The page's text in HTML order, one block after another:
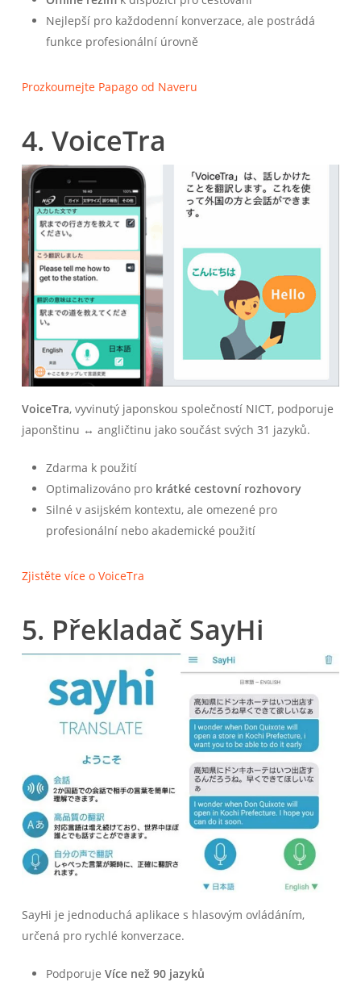
Nejlepší pro každodenní konverzace, ale postrádá
funkce profesionální úrovně
Prozkoumejte Papago od Naveru
4. VoiceTra
VoiceTra, vyvinutý japonskou společností NICT, podporuje
japonštinu ↔ angličtinu jako součást svých 31 jazyků.
Zdarma k použití
Optimalizováno pro krátké cestovní rozhovory
Silné v asijském kontextu, ale omezené pro
profesionální nebo akademické použití
Zjistěte více o VoiceTra
5. Překladač SayHi
SayHi je jednoduchá aplikace s hlasovým ovládáním,
určená pro rychlé konverzace.
Podporuje Více než 90 jazyků